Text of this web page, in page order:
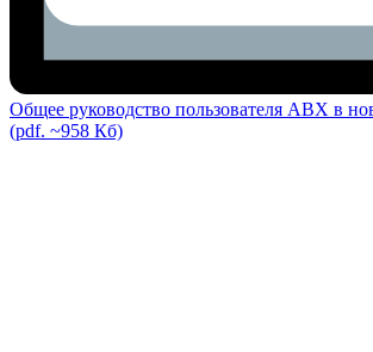
Общее руководство пользователя ABX в
(pdf. ~958 Кб)